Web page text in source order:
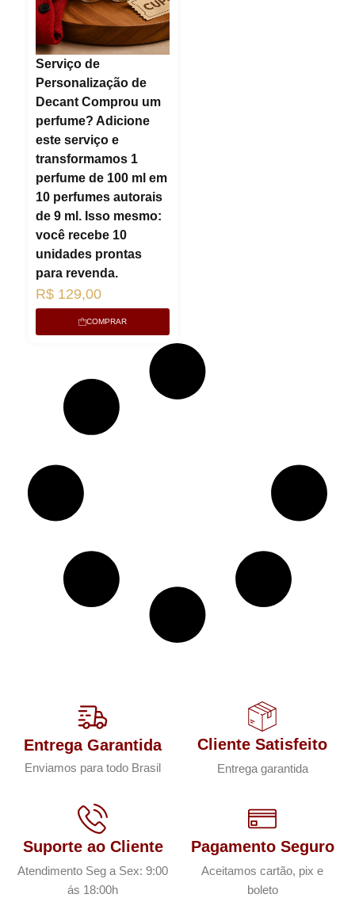
Lucre atéR$
Revenda por
R$75,00
Compre por
R$39,00
6x de R$6,50
Serviço de
Personalização de
Decant Comprou um
perfume? Adicione
este serviço e
transformamos 1
perfume de 100 ml em
10 perfumes autorais
de 9 ml. Isso mesmo:
você recebe 10
unidades prontas
para revenda.
R$ 129,00
COMPRAR
Entrega Garantida
Enviamos para todo Brasil
Cliente Satisfeito
Entrega garantida
Suporte ao Cliente
Atendimento Seg a Sex: 9:00
ás 18:00h
Pagamento Seguro
Aceitamos cartão, pix e
boleto